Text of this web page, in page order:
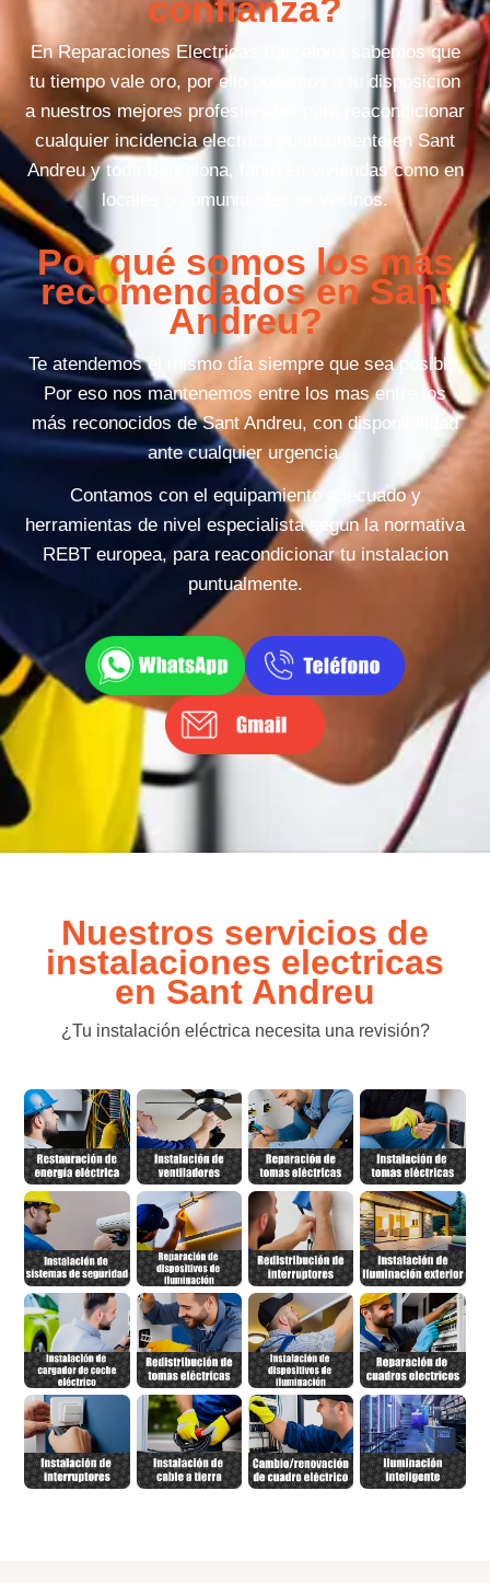
confianza?
En Reparaciones Electricas Barcelona sabemos que
tu tiempo vale oro, por ello ponemos a tu disposicion
a nuestros mejores profesionales para reacondicionar
cualquier incidencia electrica puntualmente en Sant
Andreu y toda Barcelona, tanto en viviendas como en
locales o comunidades de vecinos.
Por qué somos los más
recomendados en Sant
Andreu?
Te atendemos el mismo día siempre que sea posible.
Por eso nos mantenemos entre los mas entre los
más reconocidos de Sant Andreu, con disponibilidad
ante cualquier urgencia.
Contamos con el equipamiento adecuado y
herramientas de nivel especialista segun la normativa
REBT europea, para reacondicionar tu instalacion
puntualmente.
Nuestros servicios de
instalaciones electricas
en Sant Andreu
¿Tu instalación eléctrica necesita una revisión?